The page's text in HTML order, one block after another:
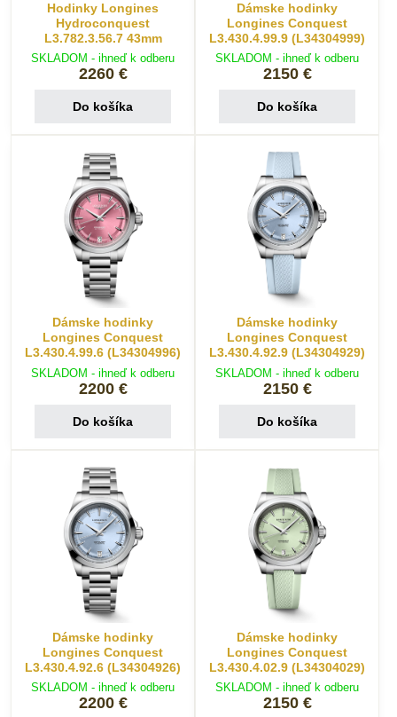
Hodinky Longines
Hydroconquest
L3.782.3.56.7 43mm
SKLADOM - ihneď k odberu
2260 €
Do košíka
Dámske hodinky
Longines Conquest
L3.430.4.99.9 (L34304999)
SKLADOM - ihneď k odberu
2150 €
Do košíka
Dámske hodinky
Longines Conquest
L3.430.4.99.6 (L34304996)
SKLADOM - ihneď k odberu
2200 €
Do košíka
Dámske hodinky
Longines Conquest
L3.430.4.92.9 (L34304929)
SKLADOM - ihneď k odberu
2150 €
Do košíka
Dámske hodinky
Longines Conquest
L3.430.4.92.6 (L34304926)
SKLADOM - ihneď k odberu
2200 €
Dámske hodinky
Longines Conquest
L3.430.4.02.9 (L34304029)
SKLADOM - ihneď k odberu
2150 €